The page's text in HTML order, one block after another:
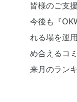
皆様のご支
今後も『
れる場を運
め合えるコ
来月のラン